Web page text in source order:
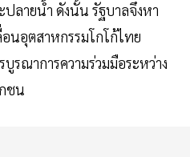
ลายน้ำ ดังนั้น รัฐบาลจึงหา
นอุตสาหกรรมโกโก้ไทย
รณาการความร่วมมือระหว่าง
ชน